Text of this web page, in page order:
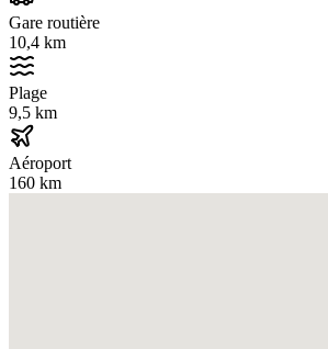
Gare routière
10,4 km
Plage
9,5 km
Aéroport
160 km